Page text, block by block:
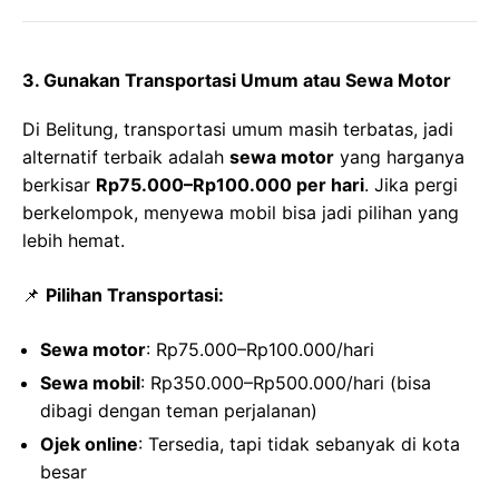
3. Gunakan Transportasi Umum atau Sewa Motor
Di Belitung, transportasi umum masih terbatas, jadi
alternatif terbaik adalah sewa motor yang harganya
berkisar Rp75.000–Rp100.000 per hari. Jika pergi
berkelompok, menyewa mobil bisa jadi pilihan yang
lebih hemat.
📌 Pilihan Transportasi:
Sewa motor: Rp75.000–Rp100.000/hari
Sewa mobil: Rp350.000–Rp500.000/hari (bisa
dibagi dengan teman perjalanan)
Ojek online: Tersedia, tapi tidak sebanyak di kota
besar